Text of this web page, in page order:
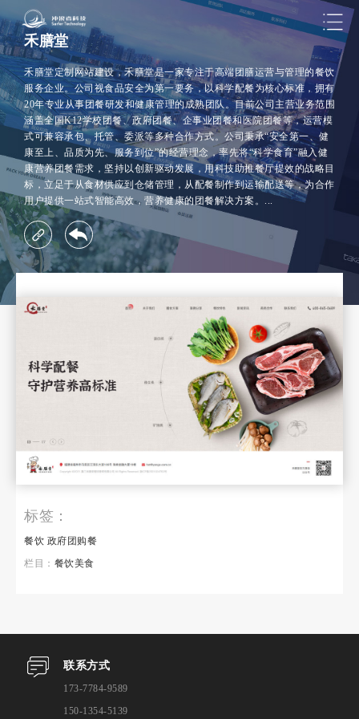
禾膳堂
禾膳堂定制网站建设，禾膳堂是一家专注于高端团膳运营与管理的餐饮
服务企业。公司视食品安全为第一要务，以科学配餐为核心标准，拥有
20年专业从事团餐研发和健康管理的成熟团队。目前公司主营业务范围
涵盖全国K12学校团餐、政府团餐、企事业团餐和医院团餐等，运营模
式可兼容承包、托管、委派等多种合作方式。公司秉承“安全第一、健
康至上、品质为先、服务到位”的经营理念，率先将“科学食育”融入健
康营养团餐需求，坚持以创新驱动发展，用科技助推餐厅提效的战略目
标，立足于从食材供应到仓储管理，从配餐制作到运输配送等，为合作
用户提供一站式智能高效，营养健康的团餐解决方案。...
标签：
餐饮 政府团购餐
栏目： 餐饮美食
联系方式
173-7784-9589
150-1354-5139